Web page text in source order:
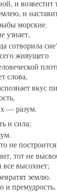
и возвестит
и
морские.
узнает,
сотворила
живущего
слова,
вкус
— разум.
и сила;
не построится;
тот не
высохнет;
землю.
и премудрость,